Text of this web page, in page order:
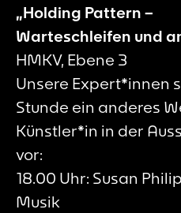
„Holding Pattern –
Warteschleifen und
HMKV, Ebene 3
Unsere Expert*innen
Stunde ein anderes
Künstler*in in der
vor:
18.00 Uhr: Susan
Musik